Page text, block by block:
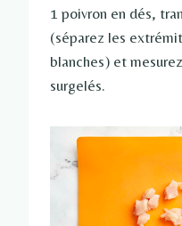
1 poivron en dés,
(séparez les
blanches) et
surgelés.